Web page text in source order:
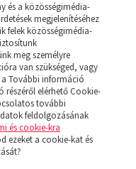
és a közösségimédia-
megjelenítéséhez
felek közösségimédia-
meg személyre
van szükséged, vagy
További információ
részéről elérhető Cookie-
további
feldolgozásának
és cookie-kra
ezeket a cookie-kat és